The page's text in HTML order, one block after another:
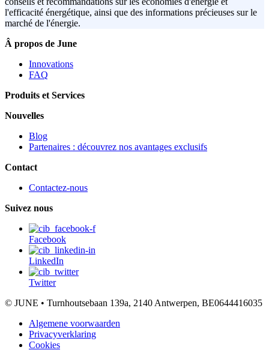
l'efficacité énergétique, ainsi que des informations précieuses sur le
marché de l'énergie.
Â propos de June
Innovations
FAQ
Produits et Services
Nouvelles
Blog
Partenaires : découvrez nos avantages exclusifs
Contact
Contactez-nous
Suivez nous
Facebook
LinkedIn
Twitter
© JUNE • Turnhoutsebaan 139a, 2140 Antwerpen, BE0644416035
Algemene voorwaarden
Privacyverklaring
Cookies